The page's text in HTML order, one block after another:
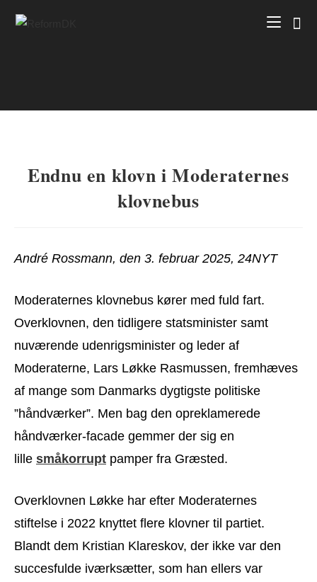
Endnu en klovn i Moderaternes
klovnebus
André Rossmann, den 3. februar 2025, 24NYT
Moderaternes klovnebus kører med fuld fart.
Overklovnen, den tidligere statsminister samt
nuværende udenrigsminister og leder af
Moderaterne, Lars Løkke Rasmussen, fremhæves
af mange som Danmarks dygtigste politiske
”håndværker”. Men bag den opreklamerede
håndværker-facade gemmer der sig en
lille småkorrupt pamper fra Græsted.
Overklovnen Løkke har efter Moderaternes
stiftelse i 2022 knyttet flere klovner til partiet.
Blandt dem Kristian Klareskov, der ikke var den
succesfulde iværksætter, som han ellers var